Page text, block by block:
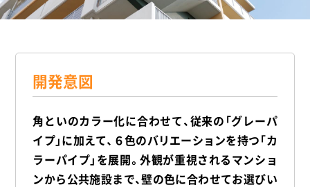
開発意図
角といのカラー化に合わせて、従来の「グレーパ
イプ」に加えて、６色のバリエーションを持つ「カ
ラーパイプ」を展開。外観が重視されるマンショ
ンから公共施設まで、壁の色に合わせてお選びい